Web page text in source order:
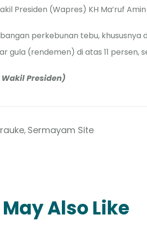
Presiden (Wapres) KH Ma’ruf Amin
perkebunan tebu, khususnya
gula (rendemen) di atas 11 persen,
Presiden)
, Sermayam Site
Also Like